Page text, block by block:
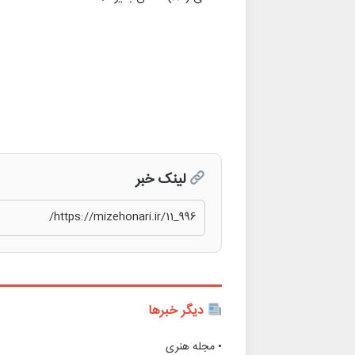
لینک خبر
دیگر خبرها
• مجله هنری